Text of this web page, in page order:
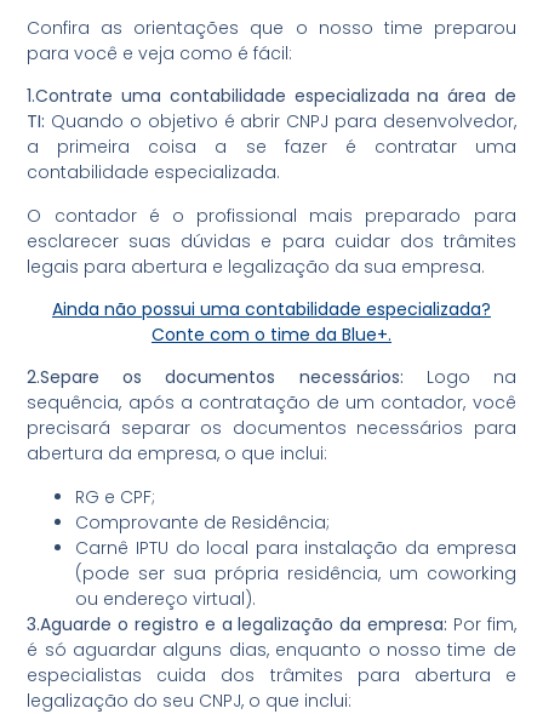
Confira as orientações que o nosso time preparou
para você e veja como é fácil:
1.Contrate uma contabilidade especializada na área de
TI: Quando o objetivo é abrir CNPJ para desenvolvedor,
a primeira coisa a se fazer é contratar uma
contabilidade especializada.
O contador é o profissional mais preparado para
esclarecer suas dúvidas e para cuidar dos trâmites
legais para abertura e legalização da sua empresa.
Ainda não possui uma contabilidade especializada?
Conte com o time da Blue+.
2.Separe os documentos necessários: Logo na
sequência, após a contratação de um contador, você
precisará separar os documentos necessários para
abertura da empresa, o que inclui:
RG e CPF;
Comprovante de Residência;
Carnê IPTU do local para instalação da empresa
(pode ser sua própria residência, um coworking
ou endereço virtual).
3.Aguarde o registro e a legalização da empresa: Por fim,
é só aguardar alguns dias, enquanto o nosso time de
especialistas cuida dos trâmites para abertura e
legalização do seu CNPJ, o que inclui: